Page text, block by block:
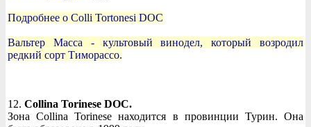
Подробнее о Colli Tortonesi DOC
Вальтер Масса - культовый винодел, который возродил
редкий сорт Тиморассо.
12. Collina Torinese DOC.
Зона Collina Torinese находится в провинции Турин. Она